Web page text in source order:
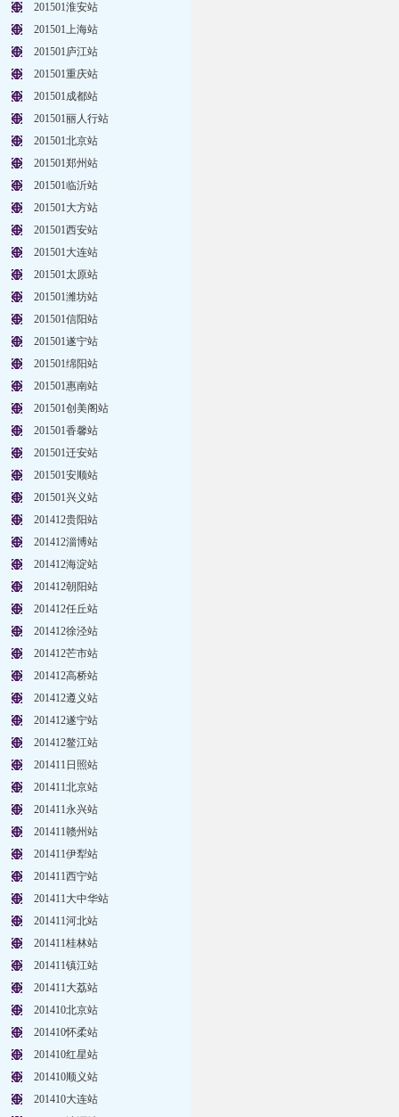
201501淮安站
201501上海站
201501庐江站
201501重庆站
201501成都站
201501丽人行站
201501北京站
201501郑州站
201501临沂站
201501大方站
201501西安站
201501大连站
201501太原站
201501潍坊站
201501信阳站
201501遂宁站
201501绵阳站
201501惠南站
201501创美阁站
201501香馨站
201501迁安站
201501安顺站
201501兴义站
201412贵阳站
201412淄博站
201412海淀站
201412朝阳站
201412任丘站
201412徐泾站
201412芒市站
201412高桥站
201412遵义站
201412遂宁站
201412鳌江站
201411日照站
201411北京站
201411永兴站
201411赣州站
201411伊犁站
201411西宁站
201411大中华站
201411河北站
201411桂林站
201411镇江站
201411大荔站
201410北京站
201410怀柔站
201410红星站
201410顺义站
201410大连站